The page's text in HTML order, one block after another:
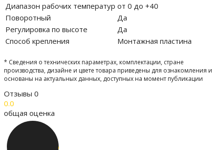
Диапазон рабочих температур от 0 до +40
Поворотный
Да
Регулировка по высоте
Да
Способ крепления
Монтажная пластина
* Сведения о технических параметрах, комплектации, стране
производства, дизайне и цвете товара приведены для ознакомления и
основаны на актуальных данных, доступных на момент публикации
Отзывы 0
0.0
общая оценка